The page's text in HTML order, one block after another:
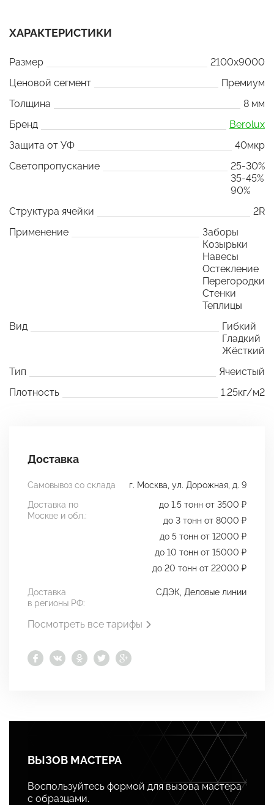
ХАРАКТЕРИСТИКИ
Размер
2100x9000
Ценовой сегмент
Премиум
Толщина
8 мм
Бренд
Berolux
Защита от УФ
40мкр
Светопропускание
25-30%
35-45%
90%
Структура ячейки
2R
Применение
Заборы
Козырьки
Навесы
Остекление
Перегородки
Стенки
Теплицы
Вид
Гибкий
Гладкий
Жёсткий
Тип
Ячеистый
Плотность
1.25кг/м2
Доставка
Самовывоз со склада
г. Москва, ул. Дорожная, д. 9
Доставка по
Москве и обл.:
до 1.5 тонн от 3500 ₽
до 3 тонн от 8000 ₽
до 5 тонн от 12000 ₽
до 10 тонн от 15000 ₽
до 20 тонн от 22000 ₽
Доставка
в регионы РФ:
СДЭК, Деловые линии
Посмотреть все тарифы
ВЫЗОВ МАСТЕРА
Воспользуйтесь формой для вызова мастера
с образцами.